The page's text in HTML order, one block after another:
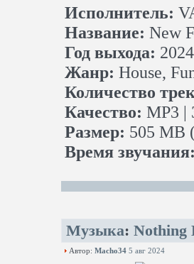
Исполнитель:
Название: New
Год выхода: 2024
Жанр: House,
Количество
Качество: MP3 |
Размер: 505 MB
Время
Музыка: Nothing
Автор: Macho34 5 авг 2024